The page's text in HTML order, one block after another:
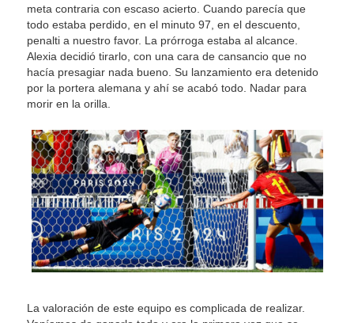
meta contraria con escaso acierto. Cuando parecía que
todo estaba perdido, en el minuto 97, en el descuento,
penalti a nuestro favor. La prórroga estaba al alcance.
Alexia decidió tirarlo, con una cara de cansancio que no
hacía presagiar nada bueno. Su lanzamiento era detenido
por la portera alemana y ahí se acabó todo. Nadar para
morir en la orilla.
La valoración de este equipo es complicada de realizar.